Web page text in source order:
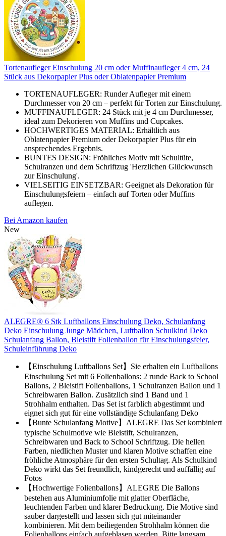
Tortenaufleger Einschulung 20 cm oder Muffinaufleger 4 cm, 24
Stück aus Dekorpapier Plus oder Oblatenpapier Premium
TORTENAUFLEGER: Runder Aufleger mit einem
Durchmesser von 20 cm – perfekt für Torten zur Einschulung.
MUFFINAUFLEGER: 24 Stück mit je 4 cm Durchmesser,
ideal zum Dekorieren von Muffins und Cupcakes.
HOCHWERTIGES MATERIAL: Erhältlich aus
Oblatenpapier Premium oder Dekorpapier Plus für ein
ansprechendes Ergebnis.
BUNTES DESIGN: Fröhliches Motiv mit Schultüte,
Schulranzen und dem Schriftzug 'Herzlichen Glückwunsch
zur Einschulung'.
VIELSEITIG EINSETZBAR: Geeignet als Dekoration für
Einschulungsfeiern – einfach auf Torten oder Muffins
auflegen.
Bei Amazon kaufen
New
ALEGRE® 6 Stk Luftballons Einschulung Deko, Schulanfang
Deko Einschulung Junge Mädchen, Luftballon Schulkind Deko
Schulanfang Ballon, Bleistift Folienballon für Einschulungsfeier,
Schuleinführung Deko
【Einschulung Luftballons Set】Sie erhalten ein Luftballons
Einschulung Set mit 6 Folienballons: 2 runde Back to School
Ballons, 2 Bleistift Folienballons, 1 Schulranzen Ballon und 1
Schreibwaren Ballon. Zusätzlich sind 1 Band und 1
Strohhalm enthalten. Das Set ist farblich abgestimmt und
eignet sich gut für eine vollständige Schulanfang Deko
【Bunte Schulanfang Motive】ALEGRE Das Set kombiniert
typische Schulmotive wie Bleistift, Schulranzen,
Schreibwaren und Back to School Schriftzug. Die hellen
Farben, niedlichen Muster und klaren Motive schaffen eine
fröhliche Atmosphäre für den ersten Schultag. Als Schulkind
Deko wirkt das Set freundlich, kindgerecht und auffällig auf
Fotos
【Hochwertige Folienballons】ALEGRE Die Ballons
bestehen aus Aluminiumfolie mit glatter Oberfläche,
leuchtenden Farben und klarer Bedruckung. Die Motive sind
sauber dargestellt und lassen sich gut miteinander
kombinieren. Mit dem beiliegenden Strohhalm können die
Folienballons einfach aufgeblasen werden. Bitte langsam